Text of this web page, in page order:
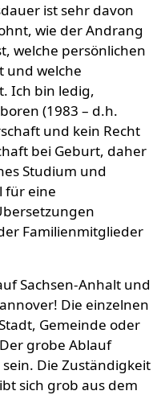
ist sehr davon
wie der Andrang
welche persönlichen
und welche
Ich bin ledig,
(1983 – d.h.
und kein Recht
bei Geburt, daher
Studium und
für eine
Familienmitglieder
Sachsen-Anhalt und
Die einzelnen
Gemeinde oder
grobe Ablauf
Die Zuständigkeit
sich grob aus dem